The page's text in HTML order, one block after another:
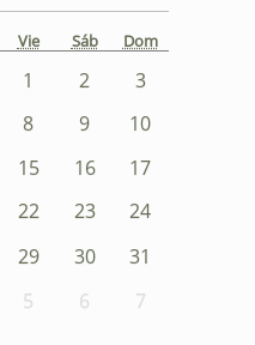
Vie Sáb Dom
1 2
3
8 9
10
15 16
17
22 23
24
29 30
31
5 6 7